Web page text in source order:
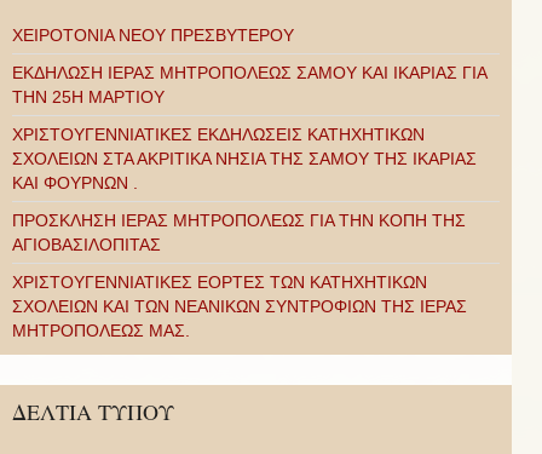
ΧΕΙΡΟΤΟΝΙΑ ΝΕΟΥ ΠΡΕΣΒΥΤΕΡΟΥ
ΕΚΔΗΛΩΣΗ ΙΕΡΑΣ ΜΗΤΡΟΠΟΛΕΩΣ ΣΑΜΟΥ ΚΑΙ ΙΚΑΡΙΑΣ ΓΙΑ
ΤΗΝ 25Η ΜΑΡΤΙΟΥ
ΧΡΙΣΤΟΥΓΕΝΝΙΑΤΙΚΕΣ ΕΚΔΗΛΩΣΕΙΣ ΚΑΤΗΧΗΤΙΚΩΝ
ΣΧΟΛΕΙΩΝ ΣΤΑ ΑΚΡΙΤΙΚΑ ΝΗΣΙΑ ΤΗΣ ΣΑΜΟΥ ΤΗΣ ΙΚΑΡΙΑΣ
ΚΑΙ ΦΟΥΡΝΩΝ .
ΠΡΟΣΚΛΗΣΗ ΙΕΡΑΣ ΜΗΤΡΟΠΟΛΕΩΣ ΓΙΑ ΤΗΝ ΚΟΠΗ ΤΗΣ
ΑΓΙΟΒΑΣΙΛΟΠΙΤΑΣ
ΧΡΙΣΤΟΥΓΕΝΝΙΑΤΙΚΕΣ ΕΟΡΤΕΣ ΤΩΝ ΚΑΤΗΧΗΤΙΚΩΝ
ΣΧΟΛΕΙΩΝ ΚΑΙ ΤΩΝ ΝΕΑΝΙΚΩΝ ΣΥΝΤΡΟΦΙΩΝ ΤΗΣ ΙΕΡΑΣ
ΜΗΤΡΟΠΟΛΕΩΣ ΜΑΣ.
ΔΕΛΤΙΑ ΤΥΠΟΥ